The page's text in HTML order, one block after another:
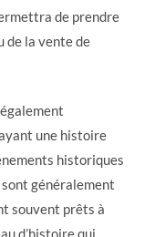
de prendre
de la vente de
une histoire
historiques
sont généralement
souvent prêts à
d’histoire qui